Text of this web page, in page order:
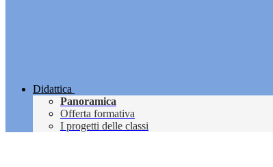
Didattica
Panoramica
Offerta formativa
I progetti delle classi